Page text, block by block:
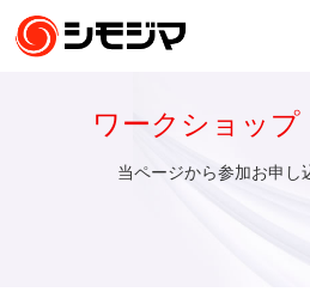
ワークショップ
当ページから参加お申し